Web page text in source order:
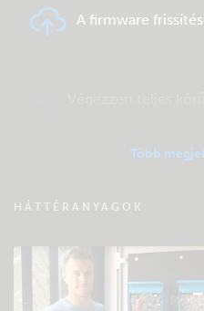
A firmware
VRM távfelügyelet
Keressen a
Több
HÁTTÉRANYAGOK